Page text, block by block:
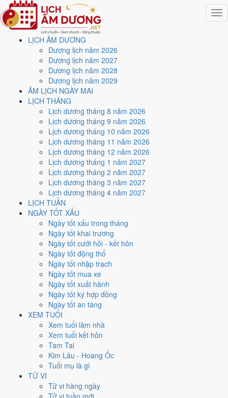
LỊCH ÂM DƯƠNG
Dương lịch năm 2026
Dương lịch năm 2027
Dương lịch năm 2028
Dương lịch năm 2029
ÂM LỊCH NGÀY MAI
LỊCH THÁNG
Lịch dương tháng 8 năm 2026
Lịch dương tháng 9 năm 2026
Lịch dương tháng 10 năm 2026
Lịch dương tháng 11 năm 2026
Lịch dương tháng 12 năm 2026
Lịch dương tháng 1 năm 2027
Lịch dương tháng 2 năm 2027
Lịch dương tháng 3 năm 2027
Lịch dương tháng 4 năm 2027
LỊCH TUẦN
NGÀY TỐT XẤU
Ngày tốt xấu trong tháng
Ngày tốt khai trương
Ngày tốt cưới hỏi - kết hôn
Ngày tốt động thổ
Ngày tốt nhập trạch
Ngày tốt mua xe
Ngày tốt xuất hành
Ngày tốt ký hợp đồng
Ngày tốt an táng
XEM TUỔI
Xem tuổi làm nhà
Xem tuổi kết hôn
Tam Tai
Kim Lâu - Hoang Ốc
Tuổi mụ là gì
TỬ VI
Tử vi hàng ngày
Tử vi tuần mới
Trang chủ
Lịch năm 2026
Tháng 11/2026
Ngày 10/11/2026 (Mậu Tý)
Xem ngày10/11/2026
dương lịch - Ngày 2/10 âm
lịch (Mậu Tý) tốt hay xấu?
Ngày 10/11/2026 dương lịch (Thứ Ba) là ngày 2/10/2026 âm lịch
Mậu Tý- Can khắc Chi, Trực Trừ, Sao Dực, nạp âm Thích
Lịch Hỏa. Tổng hòa, đây làNgày Hung với điểm trung bình
các việc quan trọng. Giờ Hoàng Đạo trong ngày:
Thân, Dậu.
Ngày Dương
Tháng 11 năm 2026
Tháng 10 âm năm 2026
Tiết Lập Đông
Nhâm Tý
Bính Ngọ
Ngày Mậu Tý có TrựcTrừ(ngày trừ bỏ điều cũ, đón điều mới) nhưng